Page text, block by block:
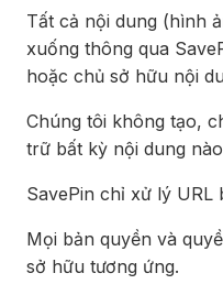
Tất cả nội dung (hình
xuống thông qua
hoặc chủ sở hữu nội
Chúng tôi không tạo,
trữ bất kỳ nội dung
SavePin chỉ xử lý URL
Mọi bản quyền và
sở hữu tương ứng.